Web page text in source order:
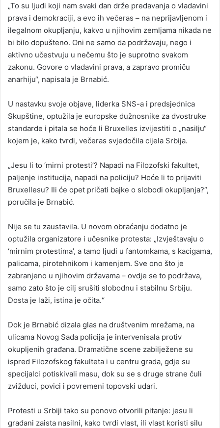
„To su ljudi koji nam svaki dan drže predavanja o vladavini
prava i demokraciji, a evo ih večeras – na neprijavljenom i
ilegalnom okupljanju, kakvo u njihovim zemljama nikada ne
bi bilo dopušteno. Oni ne samo da podržavaju, nego i
aktivno učestvuju u nečemu što je suprotno svakom
zakonu. Govore o vladavini prava, a zapravo promiču
anarhiju“, napisala je Brnabić.
U nastavku svoje objave, liderka SNS-a i predsjednica
Skupštine, optužila je europske dužnosnike za dvostruke
standarde i pitala se hoće li Bruxelles izvijestiti o „nasilju“
kojem je, kako tvrdi, večeras svjedočila cijela Srbija.
„Jesu li to ‘mirni protesti’? Napadi na Filozofski fakultet,
paljenje institucija, napadi na policiju? Hoće li to prijaviti
Bruxellesu? Ili će opet pričati bajke o slobodi okupljanja?“,
poručila je Brnabić.
Nije se tu zaustavila. U novom obraćanju dodatno je
optužila organizatore i učesnike protesta: „Izvještavaju o
‘mirnim protestima’, a tamo ljudi u fantomkama, s kacigama,
palicama, pirotehnikom i kamenjem. Sve ono što je
zabranjeno u njihovim državama – ovdje se to podržava,
samo zato što je cilj srušiti slobodnu i stabilnu Srbiju.
Dosta je laži, istina je očita.“
Dok je Brnabić dizala glas na društvenim mrežama, na
ulicama Novog Sada policija je intervenisala protiv
okupljenih građana. Dramatične scene zabilježene su
ispred Filozofskog fakulteta i u centru grada, gdje su
specijalci potiskivali masu, dok su se s druge strane čuli
zvižduci, povici i povremeni topovski udari.
Protesti u Srbiji tako su ponovo otvorili pitanje: jesu li
građani zaista nasilni, kako tvrdi vlast, ili vlast koristi silu